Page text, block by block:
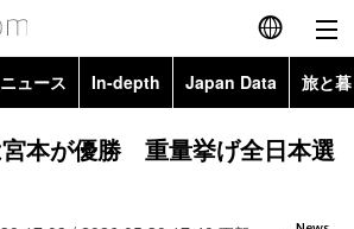
English
简体字
ニュース In-depth Japan Data 旅と
Topics
本が優勝 重量挙げ全日本選